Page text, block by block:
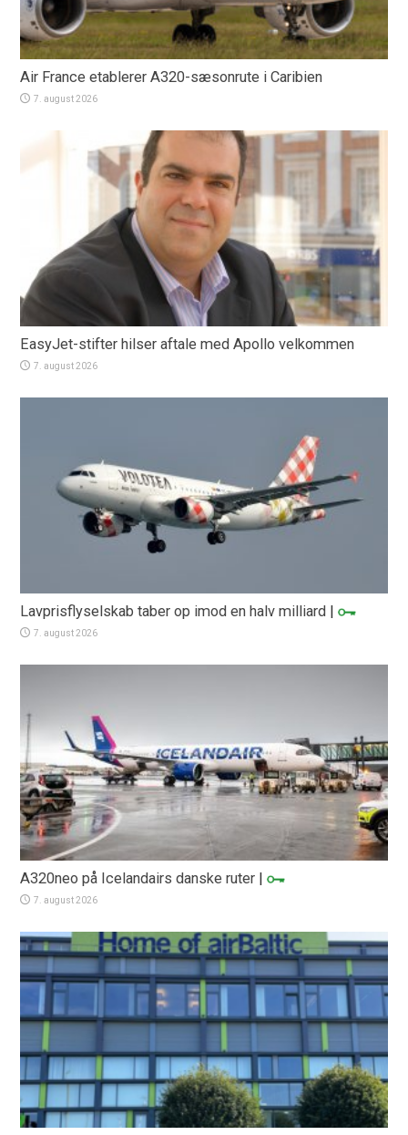
Air France etablerer A320-sæsonrute i Caribien
7. august 2026
EasyJet-stifter hilser aftale med Apollo velkommen
7. august 2026
Lavprisflyselskab taber op imod en halv milliard |
7. august 2026
A320neo på Icelandairs danske ruter |
7. august 2026